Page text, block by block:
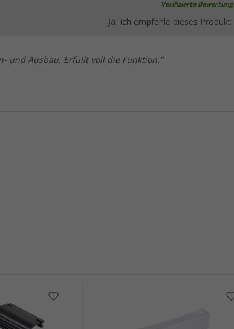
Verifizierte Bewertung
Ja, ich empfehle dieses Produkt.
und Ausbau. Erfüllt voll die Funktion."